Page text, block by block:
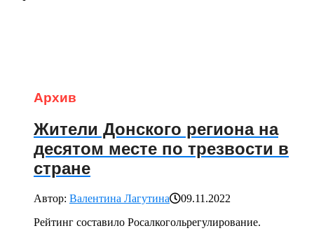
Архив
Жители Донского региона на
десятом месте по трезвости в
стране
Автор: Валентина Лагутина
09.11.2022
Рейтинг составило Росалкогольрегулирование.